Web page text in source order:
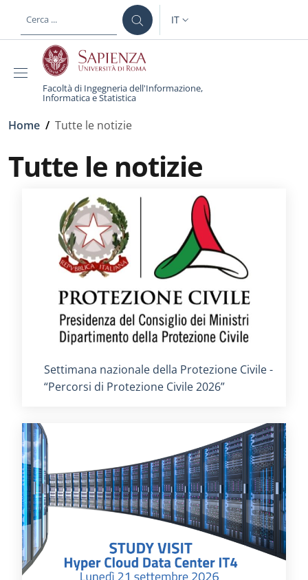
al contenuto principale
SELETTORE LINGUA:
IT
Facoltà di Ingegneria dell'Informazione,
Informatica e Statistica
Briciole di pane
Home / Tutte le notizie
Tutte le notizie
Titolo card:
Settimana nazionale della Protezione Civile -
“Percorsi di Protezione Civile 2026”